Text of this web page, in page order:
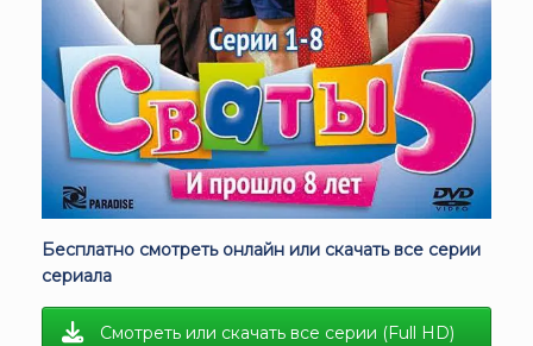
Бесплатно смотреть онлайн или скачать все серии
сериала
Смотреть или скачать все серии (Full HD)